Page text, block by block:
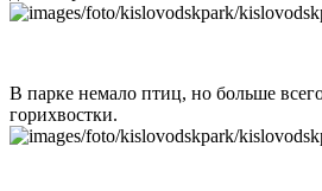
В парке немало птиц, но больше
горихвостки.